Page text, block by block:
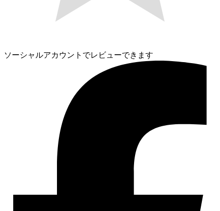
ソーシャルアカウントでレビューできます